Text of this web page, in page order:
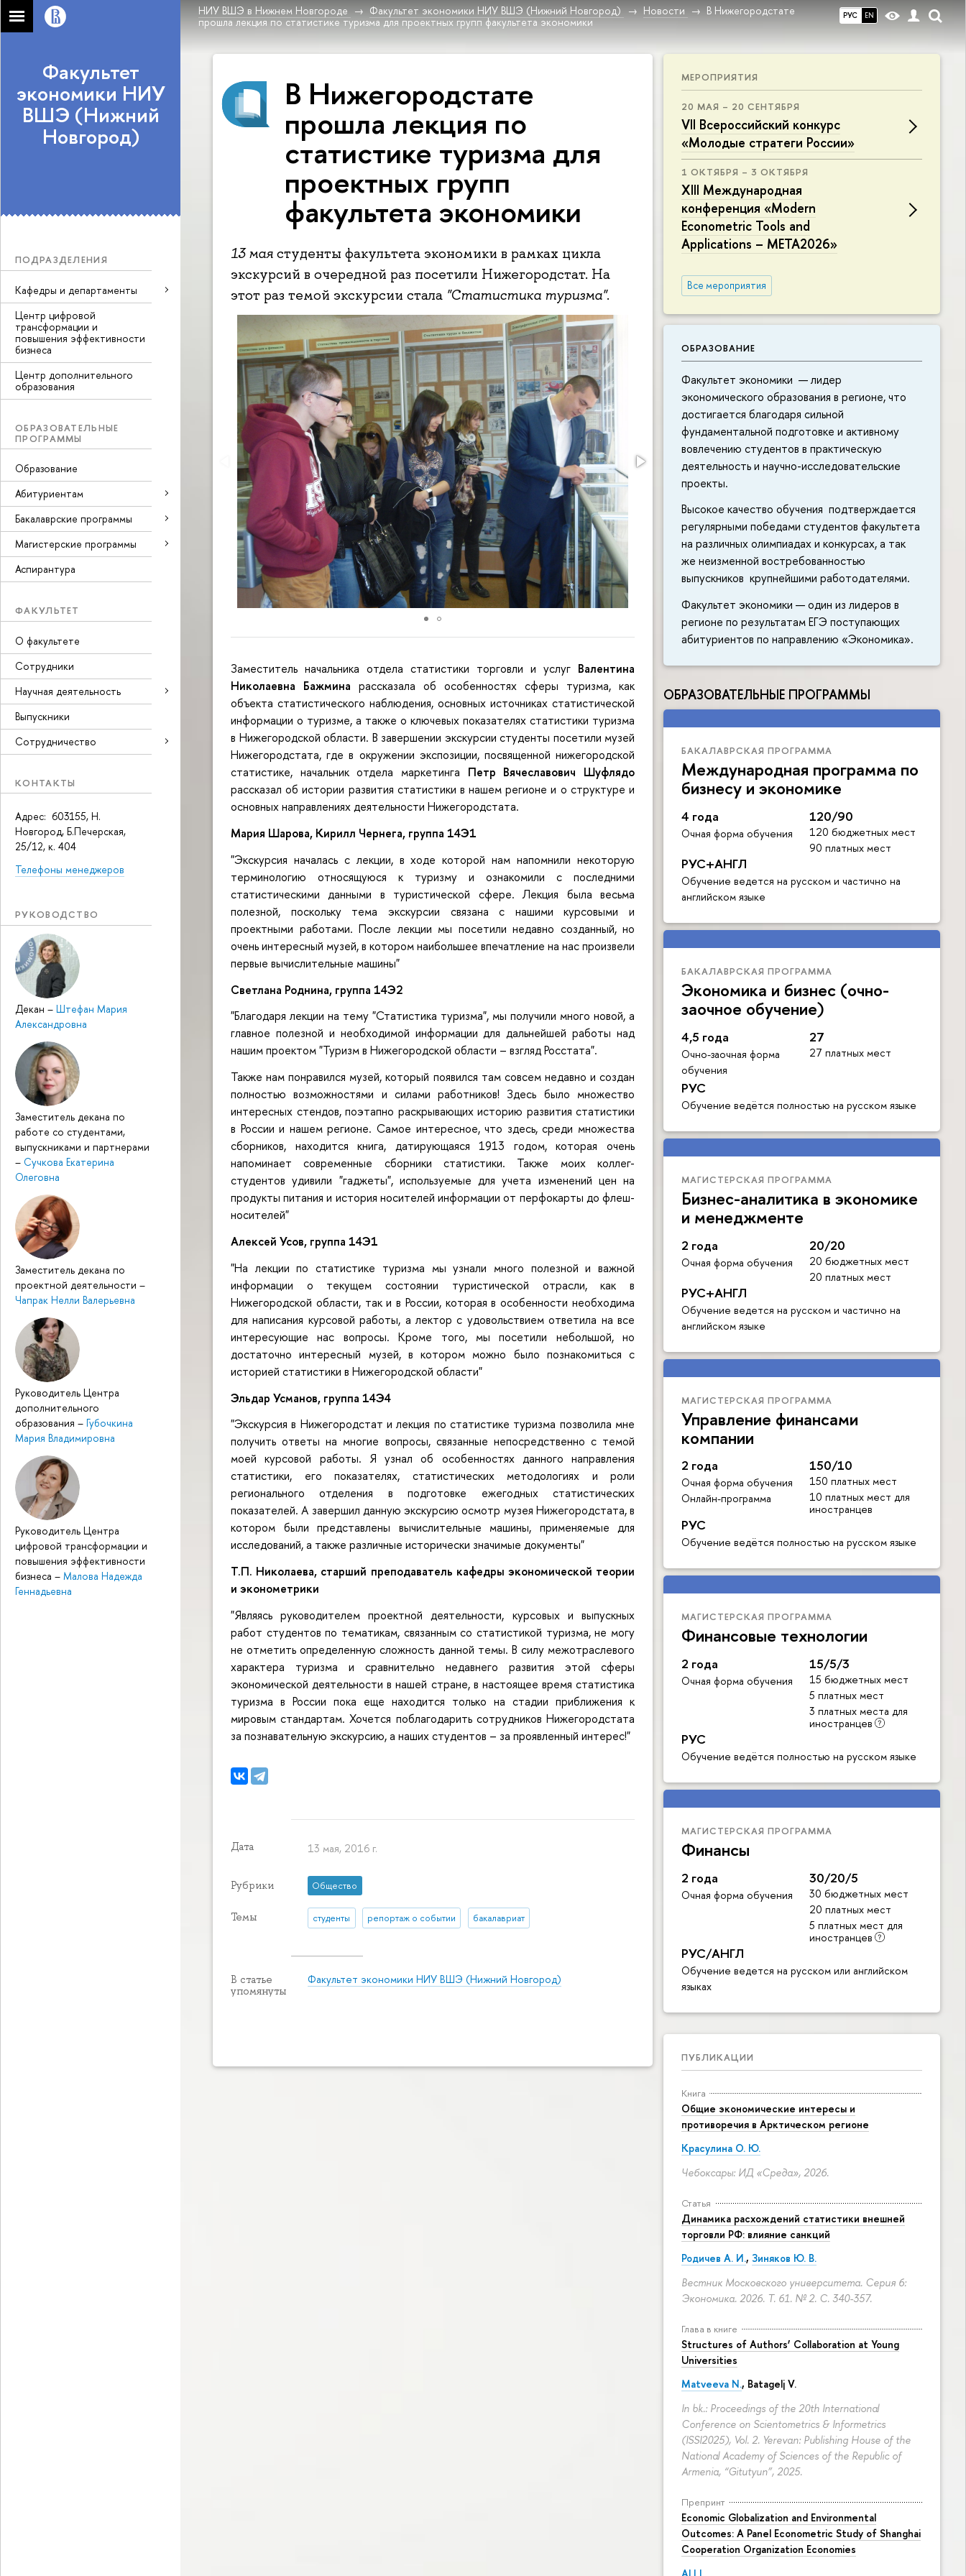
РУС EN
НИУ ВШЭ в Нижнем Новгороде Факультет экономики НИУ ВШЭ (Нижний Новгород) Новости
В Нижегородстате
прошла лекция по статистике туризма для проектных групп факультета экономики
Факультет
экономики НИУ
ВШЭ (Нижний
Новгород)
ПОДРАЗДЕЛЕНИЯ
Кафедры и департаменты
Центр цифровой
трансформации и
повышения эффективности
бизнеса
Центр дополнительного
образования
ОБРАЗОВАТЕЛЬНЫЕ
ПРОГРАММЫ
Образование
Абитуриентам
Бакалаврские программы
Магистерские программы
Аспирантура
ФАКУЛЬТЕТ
О факультете
Сотрудники
Научная деятельность
Выпускники
Сотрудничество
КОНТАКТЫ
Адрес: 603155, Н.
Новгород, Б.Печерская,
25/12, к. 404
Телефоны менеджеров
РУКОВОДСТВО
Декан – Штефан Мария
Александровна
Заместитель декана по
работе со студентами,
выпускниками и партнерами
– Сучкова Екатерина
Олеговна
Заместитель декана по
проектной деятельности –
Чапрак Нелли Валерьевна
Руководитель Центра
дополнительного
образования – Губочкина
Мария Владимировна
Руководитель Центра
цифровой трансформации и
повышения эффективности
бизнеса – Малова Надежда
Геннадьевна
МЕРОПРИЯТИЯ
20 МАЯ – 20 СЕНТЯБРЯ
VII Всероссийский конкурс
«Молодые стратеги России»
1 ОКТЯБРЯ – 3 ОКТЯБРЯ
XIII Международная
конференция «Modern
Econometric Tools and
Applications – META2026»
Все мероприятия
ОБРАЗОВАНИЕ
Факультет экономики — лидер
экономического образования в регионе, что
достигается благодаря сильной
фундаментальной подготовке и активному
вовлечению студентов в практическую
деятельность и научно-исследовательские
проекты.
Высокое качество обучения подтверждается
регулярными победами студентов факультета
на различных олимпиадах и конкурсах, а так
же неизменной востребованностью
выпускников крупнейшими работодателями.
Факультет экономики — один из лидеров в
регионе по результатам ЕГЭ поступающих
абитуриентов по направлению «Экономика».
ОБРАЗОВАТЕЛЬНЫЕ ПРОГРАММЫ
БАКАЛАВРСКАЯ ПРОГРАММА
Международная программа по
бизнесу и экономике
4 года
Очная форма обучения
120/90
120 бюджетных мест
90 платных мест
РУС+АНГЛ
Обучение ведется на русском и частично на
английском языке
БАКАЛАВРСКАЯ ПРОГРАММА
Экономика и бизнес (очно-
заочное обучение)
4,5 года
Очно-заочная форма
обучения
27
27 платных мест
РУС
Обучение ведётся полностью на русском языке
МАГИСТЕРСКАЯ ПРОГРАММА
Бизнес-аналитика в экономике
и менеджменте
2 года
Очная форма обучения
20/20
20 бюджетных мест
20 платных мест
РУС+АНГЛ
Обучение ведется на русском и частично на
английском языке
МАГИСТЕРСКАЯ ПРОГРАММА
Управление финансами
компании
2 года
Очная форма обучения
Онлайн-программа
150/10
150 платных мест
10 платных мест для
иностранцев
РУС
Обучение ведётся полностью на русском языке
МАГИСТЕРСКАЯ ПРОГРАММА
Финансовые технологии
2 года
Очная форма обучения
15/5/3
15 бюджетных мест
5 платных мест
3 платных места для
иностранцев
РУС
Обучение ведётся полностью на русском языке
МАГИСТЕРСКАЯ ПРОГРАММА
Финансы
2 года
Очная форма обучения
30/20/5
30 бюджетных мест
20 платных мест
5 платных мест для
иностранцев
РУС/АНГЛ
Обучение ведется на русском или английском
языках
ПУБЛИКАЦИИ
Книга
Общие экономические интересы и
противоречия в Арктическом регионе
Красулина О. Ю.
Чебоксары: ИД «Среда», 2026.
Статья
Динамика расхождений статистики внешней
торговли РФ: влияние санкций
Родичев А. И., Зиняков Ю. В.
Вестник Московского университета. Серия 6:
Экономика. 2026. Т. 61. № 2. С. 340-357.
Глава в книге
Structures of Authors’ Collaboration at Young
Universities
Matveeva N., Batagelj V.
In bk.: Proceedings of the 20th International
Conference on Scientometrics & Informetrics
(ISSI2025), Vol. 2. Yerevan: Publishing House of the
National Academy of Sciences of the Republic of
Armenia, “Gitutyun”, 2025.
Препринт
Economic Globalization and Environmental
Outcomes: A Panel Econometric Study of Shanghai
Cooperation Organization Economies
ALI I.
В Нижегородстате
прошла лекция по
статистике туризма для
проектных групп
факультета экономики
13 мая cтуденты факультета экономики в рамках цикла
экскурсий в очередной раз посетили Нижегородстат. На
этот раз темой экскурсии стала "Статистика туризма".
Заместитель начальника отдела статистики торговли и услуг Валентина
Николаевна Бажмина рассказала об особенностях сферы туризма, как
объекта статистического наблюдения, основных источниках статистической
информации о туризме, а также о ключевых показателях статистики туризма
в Нижегородской области. В завершении экскурсии студенты посетили музей
Нижегородстата, где в окружении экспозиции, посвященной нижегородской
статистике, начальник отдела маркетинга Петр Вячеславович Шуфлядо
рассказал об истории развития статистики в нашем регионе и о структуре и
основных направлениях деятельности Нижегородстата.
Мария Шарова, Кирилл Чернега, группа 14Э1
"Экскурсия началась с лекции, в ходе которой нам напомнили некоторую
терминологию относящуюся к туризму и ознакомили с последними
статистическими данными в туристической сфере. Лекция была весьма
полезной, поскольку тема экскурсии связана с нашими курсовыми и
проектными работами. После лекции мы посетили недавно созданный, но
очень интересный музей, в котором наибольшее впечатление на нас произвели
первые вычислительные машины"
Светлана Роднина, группа 14Э2
"Благодаря лекции на тему "Статистика туризма", мы получили много новой, а
главное полезной и необходимой информации для дальнейшей работы над
нашим проектом "Туризм в Нижегородской области – взгляд Росстата".
Также нам понравился музей, который появился там совсем недавно и создан
полностью возможностями и силами работников! Здесь было множество
интересных стендов, поэтапно раскрывающих историю развития статистики
в России и нашем регионе. Самое интересное, что здесь, среди множества
сборников, находится книга, датирующаяся 1913 годом, которая очень
напоминает современные сборники статистики. Также моих коллег-
студентов удивили "гаджеты", используемые для учета изменений цен на
продукты питания и история носителей информации от перфокарты до флеш-
носителей"
Алексей Усов, группа 14Э1
"На лекции по статистике туризма мы узнали много полезной и важной
информации о текущем состоянии туристической отрасли, как в
Нижегородской области, так и в России, которая в особенности необходима
для написания курсовой работы, а лектор с удовольствием ответила на все
интересующие нас вопросы. Кроме того, мы посетили небольшой, но
достаточно интересный музей, в котором можно было познакомиться с
историей статистики в Нижегородской области"
Эльдар Усманов, группа 14Э4
"Экскурсия в Нижегородстат и лекция по статистике туризма позволила мне
получить ответы на многие вопросы, связанные непосредственно с темой
моей курсовой работы. Я узнал об особенностях данного направления
статистики, его показателях, статистических методологиях и роли
регионального отделения в подготовке ежегодных статистических
показателей. А завершил данную экскурсию осмотр музея Нижегородстата, в
котором были представлены вычислительные машины, применяемые для
исследований, а также различные исторически значимые документы"
Т.П. Николаева, старший преподаватель кафедры экономической теории
и эконометрики
"Являясь руководителем проектной деятельности, курсовых и выпускных
работ студентов по тематикам, связанным со статистикой туризма, не могу
не отметить определенную сложность данной темы. В силу межотраслевого
характера туризма и сравнительно недавнего развития этой сферы
экономической деятельности в нашей стране, в настоящее время статистика
туризма в России пока еще находится только на стадии приближения к
мировым стандартам. Хочется поблагодарить сотрудников Нижегородстата
за познавательную экскурсию, а наших студентов – за проявленный интерес!"
Дата 13 мая, 2016 г.
Рубрики Общество
Темы студенты репортаж о событии бакалавриат
В статье
упомянуты
Факультет экономики НИУ ВШЭ (Нижний Новгород)